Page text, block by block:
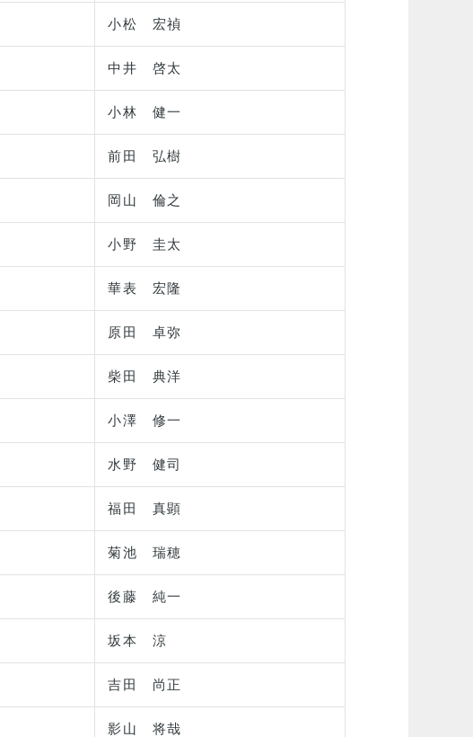
小松 宏禎
中井 啓太
小林 健一
前田 弘樹
岡山 倫之
小野 圭太
華表 宏隆
原田 卓弥
柴田 典洋
小澤 修一
水野 健司
福田 真顕
菊池 瑞穂
後藤 純一
坂本 涼
吉田 尚正
影山 将哉